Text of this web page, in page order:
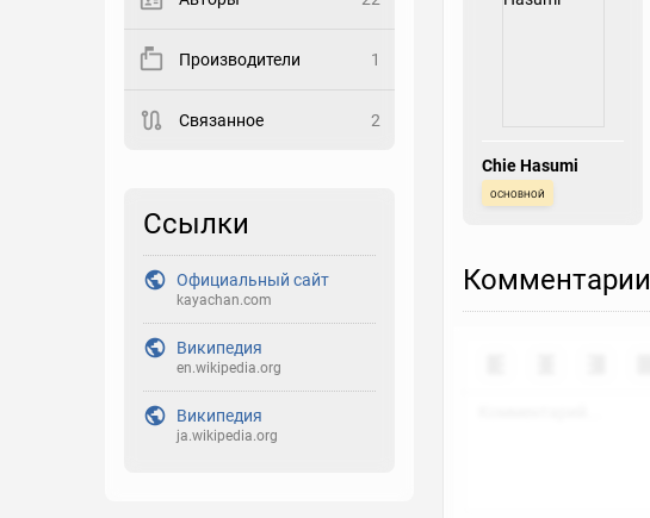
Закладка
Выберите рейтинг
Производители 1
Связанное 2
Ссылки
Официальный сайт
kayachan.com
Википедия
en.wikipedia.org
Википедия
ja.wikipedia.org
Chie Hasumi
основной
Комментарии